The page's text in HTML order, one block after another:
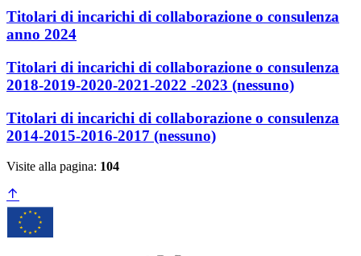
Titolari di incarichi di collaborazione o consulenza
anno 2024
Titolari di incarichi di collaborazione o consulenza
2018-2019-2020-2021-2022 -2023 (nessuno)
Titolari di incarichi di collaborazione o consulenza
2014-2015-2016-2017 (nessuno)
Visite alla pagina: 104